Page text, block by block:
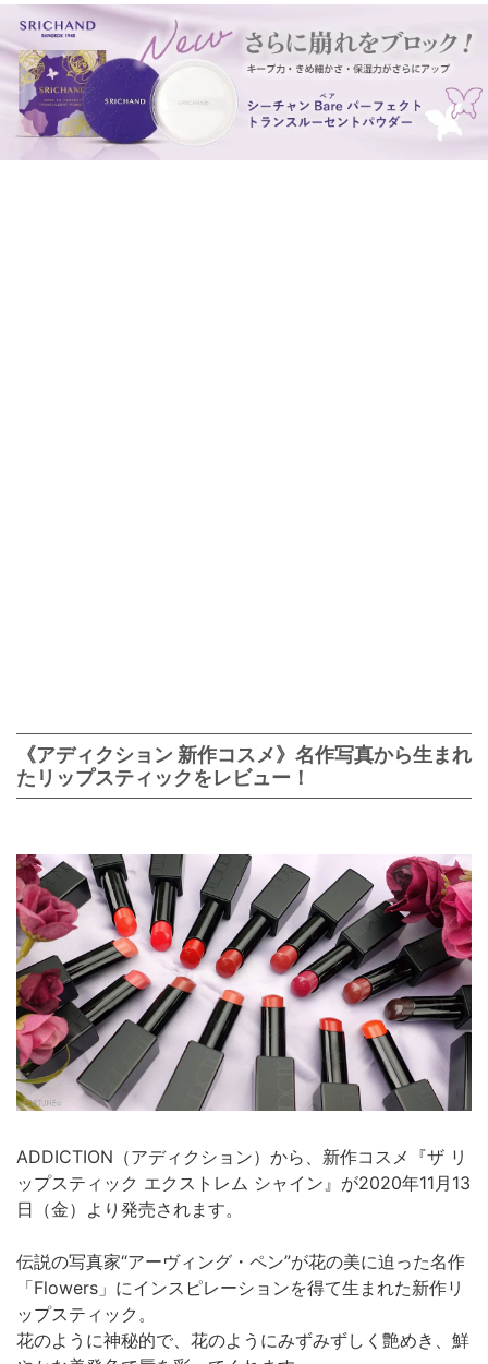
《アディクション 新作コスメ》名作写真から生まれ
たリップスティックをレビュー！
ADDICTION（アディクション）から、新作コスメ『ザ リ
ップスティック エクストレム シャイン』が2020年11月13
日（金）より発売されます。
伝説の写真家“アーヴィング・ペン”が花の美に迫った名作
「Flowers」にインスピレーションを得て生まれた新作リ
ップスティック。
花のように神秘的で、花のようにみずみずしく艶めき、鮮